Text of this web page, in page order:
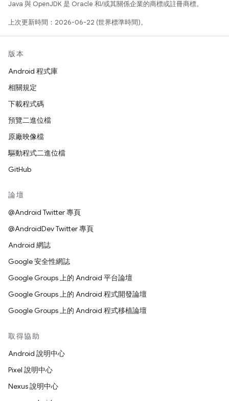
Java 與 OpenJDK 是 Oracle 和/或其關係企業的商標或註冊商標。
上次更新時間：2026-06-22 (世界標準時間)。
版本
Android 程式庫
相關規定
下載程式碼
預覽二進位檔
原廠映像檔
驅動程式二進位檔
GitHub
論壇
@Android Twitter 專頁
@AndroidDev Twitter 專頁
Android 網誌
Google 安全性網誌
Google Groups 上的 Android 平台論壇
Google Groups 上的 Android 程式開發論壇
Google Groups 上的 Android 程式移植論壇
取得協助
Android 說明中心
Pixel 說明中心
Nexus 說明中心